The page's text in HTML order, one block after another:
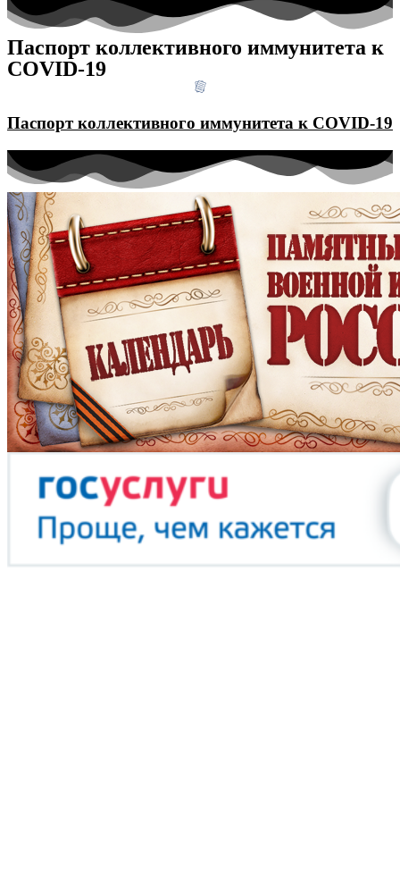
Паспорт коллективного иммунитета к
COVID-19
Паспорт коллективного иммунитета к COVID-19